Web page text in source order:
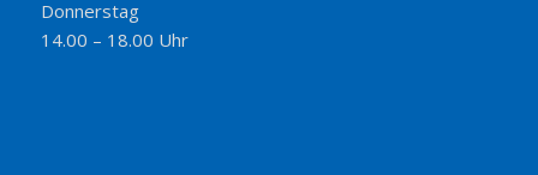
Donnerstag
14.00 – 18.00 Uhr